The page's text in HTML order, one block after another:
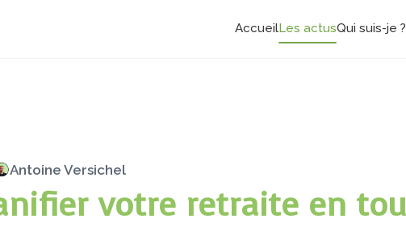
AccueilLes actusQui suis-je ?
Antoine Versichel
votre retraite en